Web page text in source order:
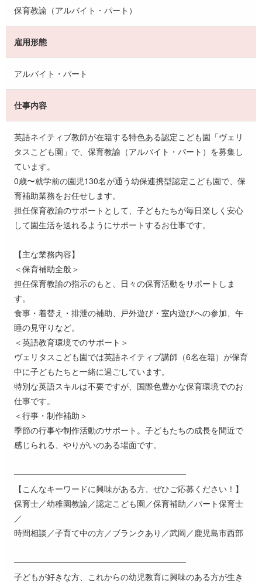
保育教諭（アルバイト・パート）
雇用形態
アルバイト・パート
仕事内容
英語ネイティブ教師が在籍する特色ある認定こども園「ヴェリ
タスこども園」で、保育教諭（アルバイト・パート）を募集し
ています。
0歳〜就学前の園児130名が通う幼保連携型認定こども園で、保
育補助業務をお任せします。
担任保育教諭のサポートとして、子どもたちが毎日楽しく安心
して園生活を送れるようにサポートするお仕事です。
【主な業務内容】
＜保育補助全般＞
担任保育教諭の指示のもと、日々の保育活動をサポートしま
す。
食事・着替え・排泄の補助、戸外遊び・室内遊びへの参加、午
睡の見守りなど。
＜英語教育環境でのサポート＞
ヴェリタスこども園では英語ネイティブ講師（6名在籍）が保育
中に子どもたちと一緒に過ごしています。
特別な英語スキルは不要ですが、国際色豊かな保育環境でのお
仕事です。
＜行事・制作補助＞
季節の行事や制作活動のサポート。子どもたちの成長を間近で
感じられる、やりがいのある場面です。
━━━━━━━━━━━━━━━━━━━━━
【こんなキーワードに興味がある方、ぜひご応募ください！】
保育士／幼稚園教諭／認定こども園／保育補助／パート保育士
／
時間相談／子育て中の方／ブランクあり／武岡／鹿児島市西部
━━━━━━━━━━━━━━━━━━━━━
子どもが好きな方、これからの幼児教育に興味のある方が生き